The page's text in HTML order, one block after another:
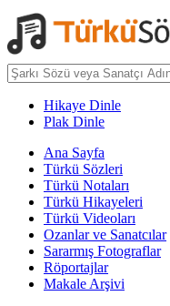
Hikaye Dinle
Plak Dinle
Ana Sayfa
Türkü Sözleri
Türkü Notaları
Türkü Hikayeleri
Türkü Videoları
Ozanlar ve Sanatcılar
Sararmış Fotograflar
Röportajlar
Makale Arşivi